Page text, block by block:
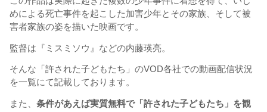
めによる死亡事件を起こした加害少年とその家族、そして被
害者家族の姿を描いた映画です。
監督は『ミスミソウ』などの内藤瑛亮。
そんな「許された子どもたち」のVOD各社での動画配信状況
を一覧にて記載しております。
また、 条件があえば実質無料で「許された子どもたち」を観